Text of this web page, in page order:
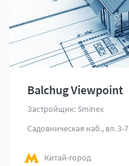
Balchug Viewpoint
Застройщик: Sminex
Садовническая наб., вл. 3-7
Китай-город